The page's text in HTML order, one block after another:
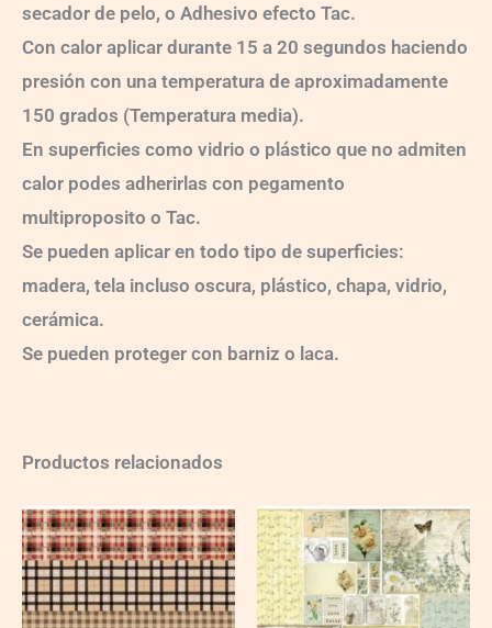
secador de pelo, o Adhesivo efecto Tac.
Con calor aplicar durante 15 a 20 segundos haciendo
presión con una temperatura de aproximadamente
150 grados (Temperatura media).
En superficies como vidrio o plástico que no admiten
calor podes adherirlas con pegamento
multiproposito o Tac.
Se pueden aplicar en todo tipo de superficies:
madera, tela incluso oscura, plástico, chapa, vidrio,
cerámica.
Se pueden proteger con barniz o laca.
Productos relacionados
Ch-
wXXL119
quantity
Ch-
wXXL133
quantity